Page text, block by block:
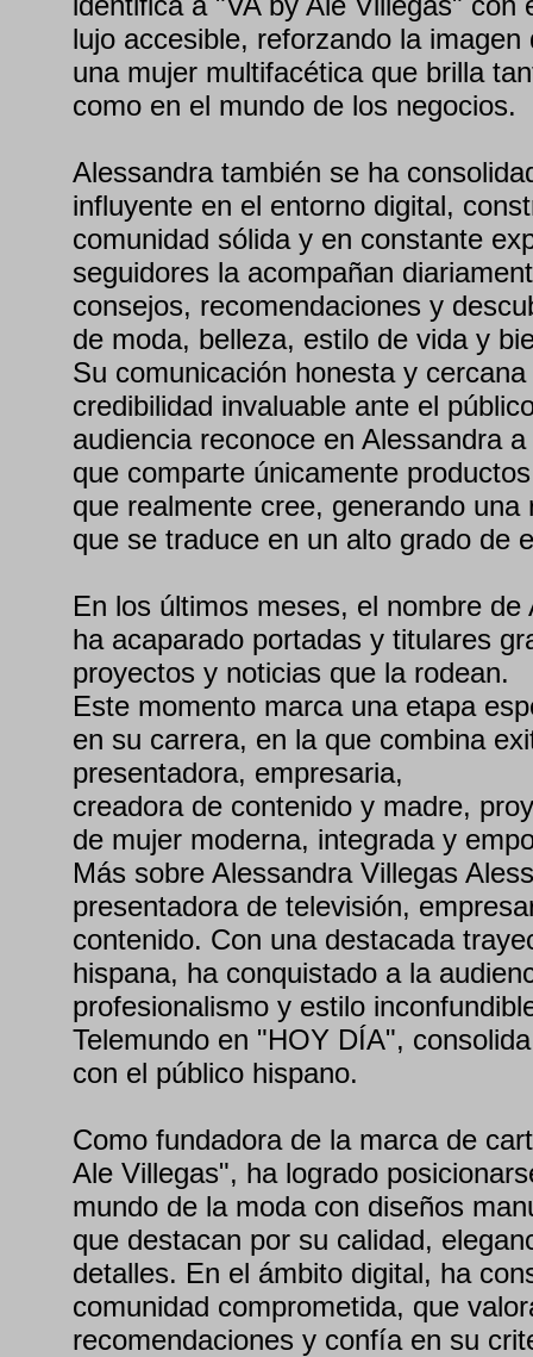
lujo accesible, reforzando la
una mujer multifacética que brilla
como en el mundo de los negocios.
Alessandra también se ha
influyente en el entorno digital,
comunidad sólida y en constante
seguidores la acompañan
consejos, recomendaciones y
de moda, belleza, estilo de vida y
Su comunicación honesta y
credibilidad invaluable ante el
audiencia reconoce en Alessandra
que comparte únicamente
que realmente cree, generando una
que se traduce en un alto grado de
En los últimos meses, el nombre de
ha acaparado portadas y titulares
proyectos y noticias que la rodean.
Este momento marca una etapa
en su carrera, en la que combina
presentadora, empresaria,
creadora de contenido y madre,
de mujer moderna, integrada y
Más sobre Alessandra Villegas
presentadora de televisión,
contenido. Con una destacada
hispana, ha conquistado a la
profesionalismo y estilo
Telemundo en "HOY DÍA",
con el público hispano.
Como fundadora de la marca de
Ale Villegas", ha logrado
mundo de la moda con diseños
que destacan por su calidad,
detalles. En el ámbito digital, ha
comunidad comprometida, que
recomendaciones y confía en su